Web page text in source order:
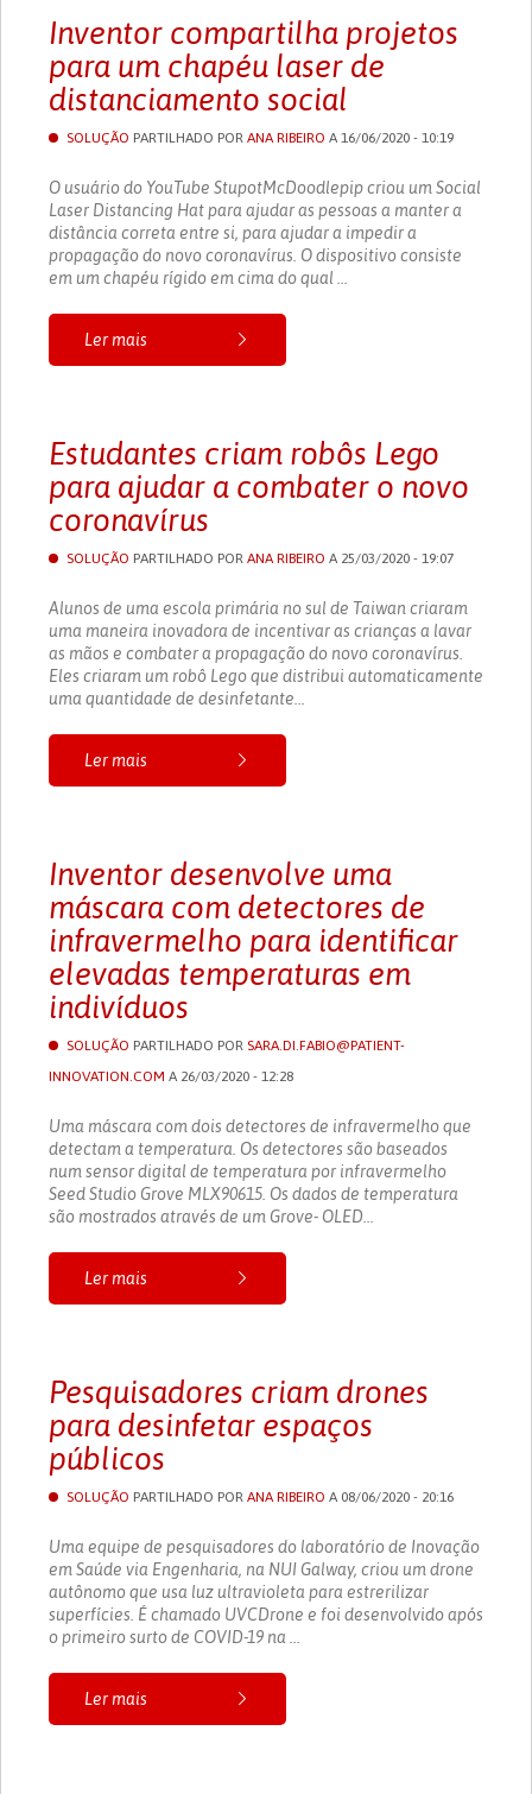
Inventor compartilha projetos
para um chapéu laser de
distanciamento social
SOLUÇÃO PARTILHADO POR ANA RIBEIRO A 16/06/2020 - 10:19
O usuário do YouTube StupotMcDoodlepip criou um Social
Laser Distancing Hat para ajudar as pessoas a manter a
distância correta entre si, para ajudar a impedir a
propagação do novo coronavírus. O dispositivo consiste
em um chapéu rígido em cima do qual ...
Ler mais
Estudantes criam robôs Lego
para ajudar a combater o novo
coronavírus
SOLUÇÃO PARTILHADO POR ANA RIBEIRO A 25/03/2020 - 19:07
Alunos de uma escola primária no sul de Taiwan criaram
uma maneira inovadora de incentivar as crianças a lavar
as mãos e combater a propagação do novo coronavírus.
Eles criaram um robô Lego que distribui automaticamente
uma quantidade de desinfetante...
Ler mais
Inventor desenvolve uma
máscara com detectores de
infravermelho para identificar
elevadas temperaturas em
indivíduos
SOLUÇÃO PARTILHADO POR SARA.DI.FABIO@PATIENT-
INNOVATION.COM A 26/03/2020 - 12:28
Uma máscara com dois detectores de infravermelho que
detectam a temperatura. Os detectores são baseados
num sensor digital de temperatura por infravermelho
Seed Studio Grove MLX90615. Os dados de temperatura
são mostrados através de um Grove- OLED...
Ler mais
Pesquisadores criam drones
para desinfetar espaços
públicos
SOLUÇÃO PARTILHADO POR ANA RIBEIRO A 08/06/2020 - 20:16
Uma equipe de pesquisadores do laboratório de Inovação
em Saúde via Engenharia, na NUI Galway, criou um drone
autônomo que usa luz ultravioleta para estrerilizar
superfícies. É chamado UVCDrone e foi desenvolvido após
o primeiro surto de COVID-19 na ...
Ler mais